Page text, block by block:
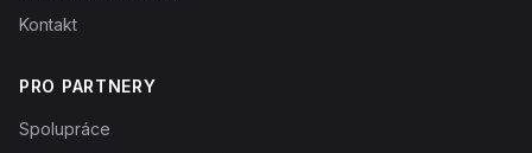
Kontakt
PRO PARTNERY
Spolupráce